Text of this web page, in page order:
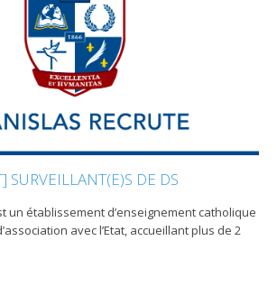
SURVEILLANT(E)S DE DS
un établissement d’enseignement catholique
avec l’Etat, accueillant plus de 2